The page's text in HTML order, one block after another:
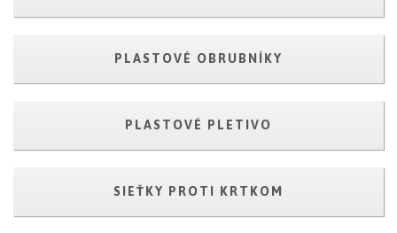
PLASTOVÉ OBRUBNÍKY
PLASTOVÉ PLETIVO
SIEŤKY PROTI KRTKOM